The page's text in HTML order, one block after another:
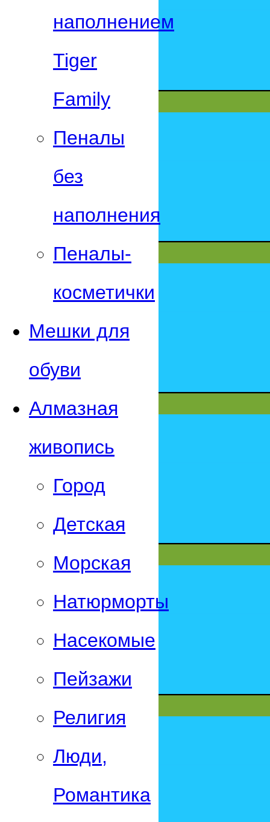
наполнением
Tiger
Family
Пеналы
без
наполнения
Пеналы-
косметички
Мешки для
обуви
Алмазная
живопись
Город
Детская
Морская
Натюрморты
Насекомые
Пейзажи
Религия
Люди,
Романтика